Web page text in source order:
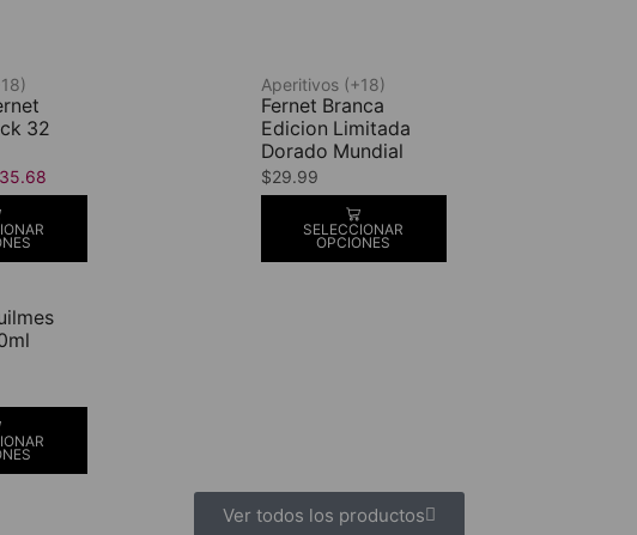
32
Aperitivos (+18)
Fernet Branca
Edicion Limitada
Dorado Mundial
$29.99
SELECCIONAR
OPCIONES
Ver todos los productos